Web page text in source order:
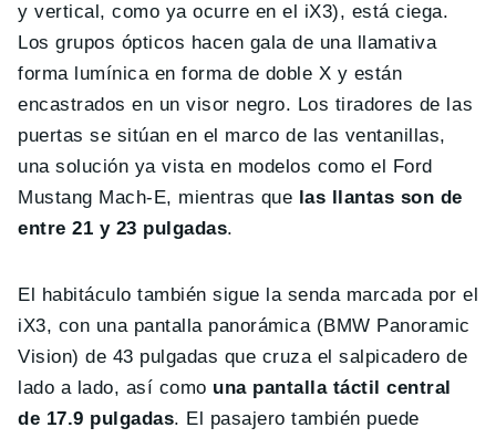
y vertical, como ya ocurre en el iX3), está ciega.
Los grupos ópticos hacen gala de una llamativa
forma lumínica en forma de doble X y están
encastrados en un visor negro. Los tiradores de las
puertas se sitúan en el marco de las ventanillas,
una solución ya vista en modelos como el Ford
Mustang Mach-E, mientras que las llantas son de
entre 21 y 23 pulgadas.
El habitáculo también sigue la senda marcada por el
iX3, con una pantalla panorámica (BMW Panoramic
Vision) de 43 pulgadas que cruza el salpicadero de
lado a lado, así como una pantalla táctil central
de 17.9 pulgadas. El pasajero también puede